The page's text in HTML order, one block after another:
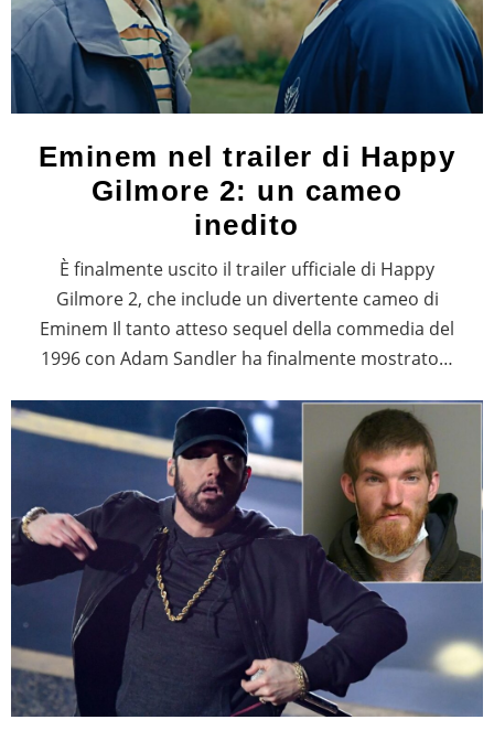
Eminem nel trailer di Happy
Gilmore 2: un cameo
inedito
È finalmente uscito il trailer ufficiale di Happy
Gilmore 2, che include un divertente cameo di
Eminem Il tanto atteso sequel della commedia del
1996 con Adam Sandler ha finalmente mostrato…